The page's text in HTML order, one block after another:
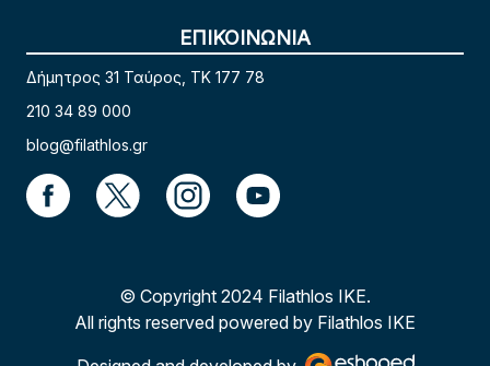
ΕΠΙΚΟΙΝΩΝΙΑ
Δήμητρος 31 Ταύρος, TK 177 78
210 34 89 000
blog@filathlos.gr
© Copyright 2024 Filathlos ΙΚΕ.
All rights reserved powered by Filathlos ΙΚΕ